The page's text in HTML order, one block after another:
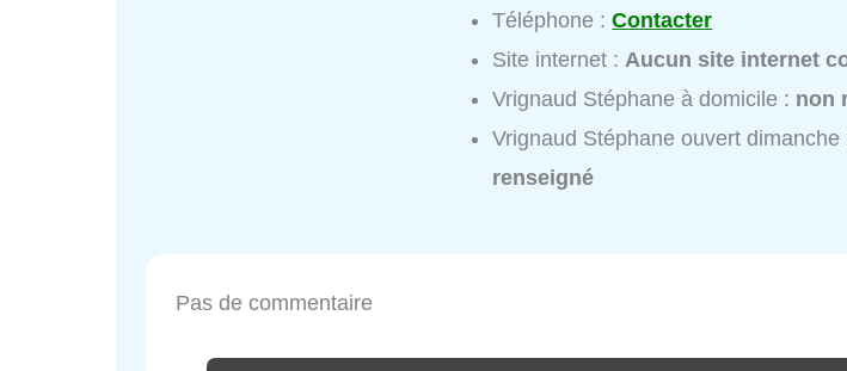
Téléphone :Contacter
Site internet :Aucun site internet
Vrignaud Stéphane à domicile : non
Vrignaud Stéphane ouvert dimanche
renseigné
Pas de commentaire